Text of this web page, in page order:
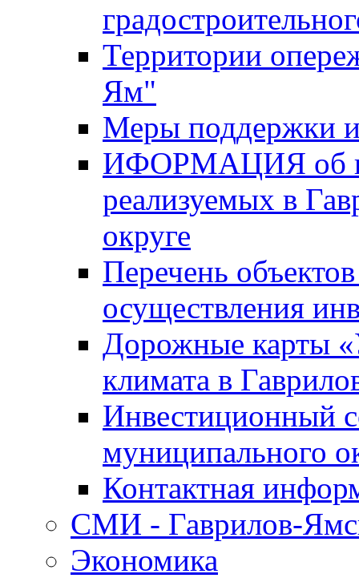
Территории
Ям"
Меры поддержки
ИФОРМАЦИЯ об
реализуемых в
округе
Перечень
осуществления
Дорожные карты
климата в
Инвестиционный
муниципального
Контактная
СМИ - Гаврилов-
Экономика